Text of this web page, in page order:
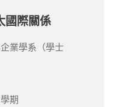
國際關係
業學系（學士
期